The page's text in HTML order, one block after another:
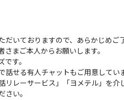
いておりますので、あらかじめご
まご本人からお願いします。
す。
せる有人チャットもご用意してい
レーサービス」「ヨメテル」を介
さい。